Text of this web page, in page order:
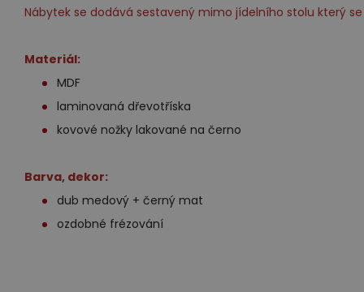
Nábytek se dodává sestavený mimo jídelního stolu který
Materiál:
MDF
laminovaná dřevotříska
kovové nožky lakované na černo
Barva, dekor:
dub medový + černý mat
ozdobné frézování